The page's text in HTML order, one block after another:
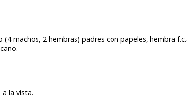
machos, 2 hembras) padres con papeles, hembra
la vista.